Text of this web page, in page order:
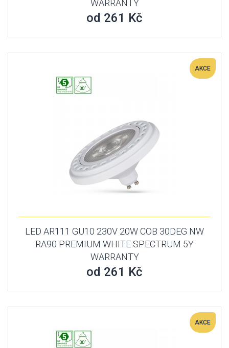
WARRANTY
od 261 Kč
AKCE
LED AR111 GU10 230V 20W COB 30DEG NW
RA90 PREMIUM WHITE SPECTRUM 5Y
WARRANTY
od 261 Kč
AKCE